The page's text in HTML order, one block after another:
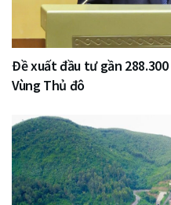
Đề xuất đầu tư gần
Vùng Thủ đô